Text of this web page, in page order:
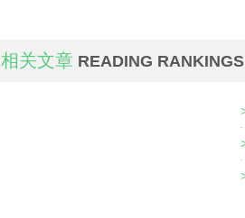
相关文章 READING RANKINGS